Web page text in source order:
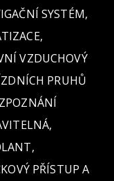
SYSTÉM,
VZDUCHOVÝ
PRUHŮ
PŘÍSTUP A